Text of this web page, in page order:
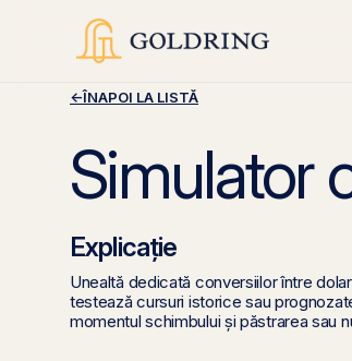
←ÎNAPOI LA LISTĂ
Simulator
Explicație
Unealtă dedicată conversiilor între
testează cursuri istorice sau
momentul schimbului și păstrarea sau